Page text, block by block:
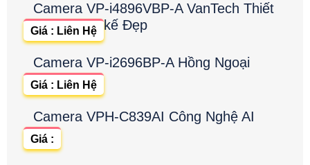
Camera VP-i4896VBP-A VanTech Thiết
kế Đẹp
Giá : Liên Hệ
Camera VP-i2696BP-A Hồng Ngoại
Giá : Liên Hệ
Camera VPH-C839AI Công Nghệ AI
Giá :